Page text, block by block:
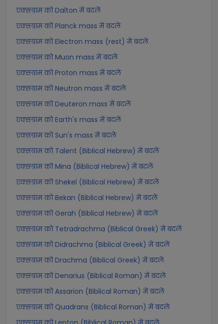
एक्सग्राम को Dalton में बदलें
एक्सग्राम को Planck mass में बदलें
एक्सग्राम को Electron mass (rest) में बदलें
एक्सग्राम को Muon mass में बदलें
एक्सग्राम को Proton mass में बदलें
एक्सग्राम को Neutron mass में बदलें
एक्सग्राम को Deuteron mass में बदलें
एक्सग्राम को Earth's mass में बदलें
एक्सग्राम को Sun's mass में बदलें
एक्सग्राम को Talent (Biblical Hebrew) में बदलें
एक्सग्राम को Mina (Biblical Hebrew) में बदलें
एक्सग्राम को Shekel (Biblical Hebrew) में बदलें
एक्सग्राम को Bekan (Biblical Hebrew) में बदलें
एक्सग्राम को Gerah (Biblical Hebrew) में बदलें
एक्सग्राम को Tetradrachma (Biblical Greek) में बदलें
एक्सग्राम को Didrachma (Biblical Greek) में बदलें
एक्सग्राम को Drachma (Biblical Greek) में बदलें
एक्सग्राम को Denarius (Biblical Roman) में बदलें
एक्सग्राम को Assarion (Biblical Roman) में बदलें
एक्सग्राम को Quadrans (Biblical Roman) में बदलें